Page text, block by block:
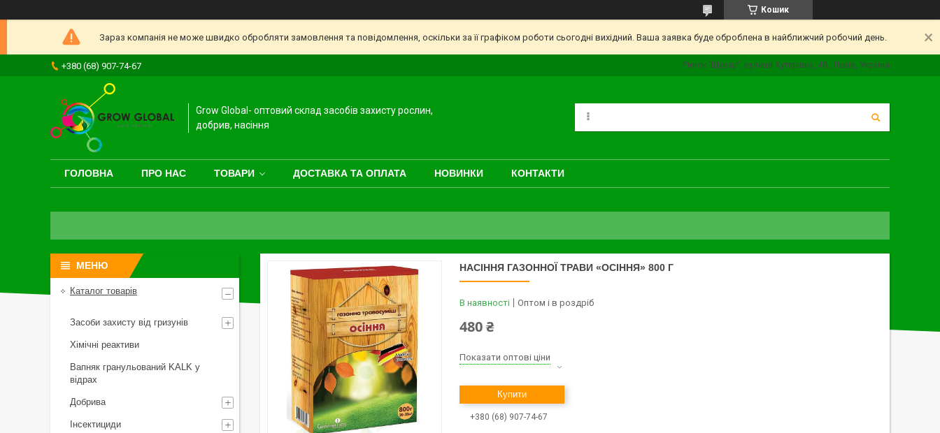
Кошик
Зараз компанія не може швидко обробляти замовлення та повідомлення, оскільки за її графіком роботи сьогодні вихідний. Ваша заявка буде оброблена в найближчий робочий день.
+380 (68) 907-74-67 Ринок "Шувар", вулиця Хуторівка, 4б., Львів, Україна
Grow Global- оптовий склад засобів захисту рослин,
добрив, насіння
ГОЛОВНА ПРО НАС ТОВАРИ ДОСТАВКА ТА ОПЛАТА НОВИНКИ КОНТАКТИ
НАСІННЯ ГАЗОННОЇ ТРАВИ «ОСІННЯ» 800 Г
В наявності Оптом і в роздріб
480 ₴
Показати оптові ціни
Купити
+380 (68) 907-74-67
Каталог товарів
Засоби захисту від гризунів
Хімічні реактиви
Вапняк гранульований KALK у
відрах
Добрива
Інсектициди